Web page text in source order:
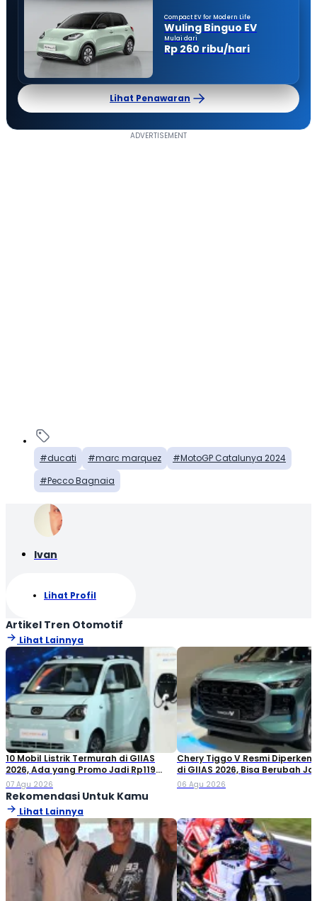
Compact EV for Modern Life
Wuling Binguo EV
Mulai dari
Rp 260 ribu/hari
Lihat Penawaran
ducati marc marquez
MotoGP Catalunya 2024
Pecco Bagnaia
Ivan
Lihat Profil
Artikel Tren Otomotif
Lihat Lainnya
10 Mobil Listrik Termurah di GIIAS
2026, Ada yang Promo Jadi Rp119
Jutaan!
07 Agu 2026
Chery Tiggo V Resmi
di GIIAS 2026, Bisa Berubah
Double Cabin
06 Agu 2026
Rekomendasi Untuk Kamu
Lihat Lainnya